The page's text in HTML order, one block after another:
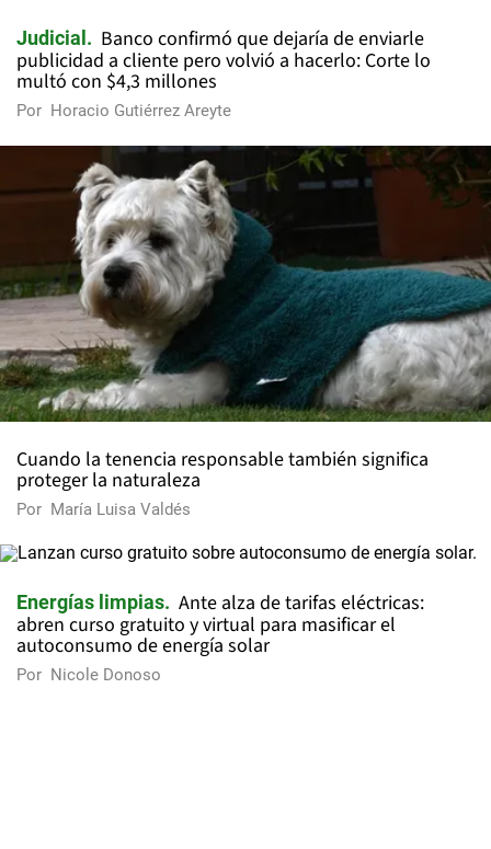
Judicial
Banco confirmó que dejaría de enviarle
publicidad a cliente pero volvió a hacerlo: Corte lo
multó con $4,3 millones
Por Horacio Gutiérrez Areyte
Cuando la tenencia responsable también significa
proteger la naturaleza
Por María Luisa Valdés
Energías limpias
Ante alza de tarifas eléctricas:
abren curso gratuito y virtual para masificar el
autoconsumo de energía solar
Por Nicole Donoso